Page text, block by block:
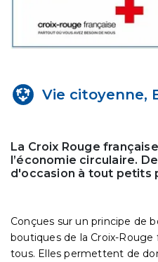
Vie citoyenne,
La Croix Rouge
l’économie circulaire.
d'occasion à tout petits
Conçues sur un principe de
boutiques de la Croix-Rouge
tous. Elles permettent de